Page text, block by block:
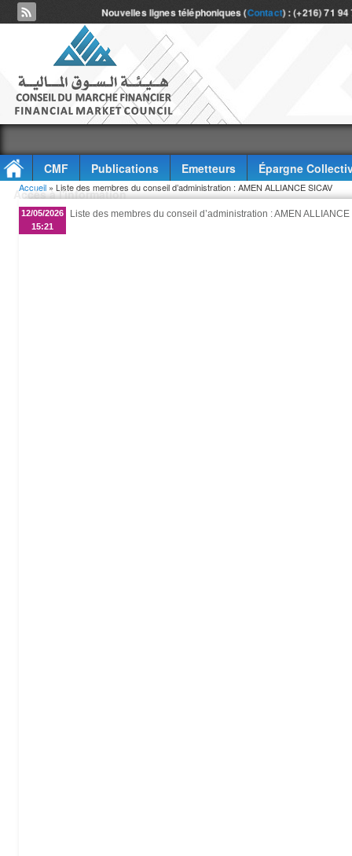
Nouvelles lignes téléphoniques (Contact) : (+216) 71
CMF Publications Emetteurs
Épargne
Accès à l'information
Vous êtes ici
Accueil » Liste des membres du conseil d’administration : AMEN ALLIANCE SICAV
12/05/2026
15:21
Liste des membres du conseil d’administration : AMEN ALLIANCE